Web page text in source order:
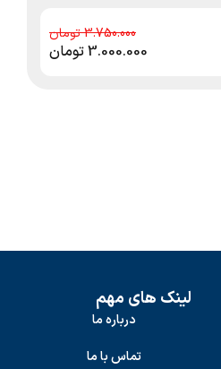
3.750.000
3.000.000تومان
لینک های مهم
درباره ما
تماس با ما